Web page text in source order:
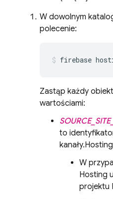
W dowolnym
polecenie:
firebase
Zastąp każdy
wartościami:
to
kanały.Hosting
W
Hosting
projektu